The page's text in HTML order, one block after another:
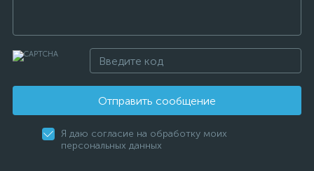
Отправить сообщение
Я даю согласие на обработку моих
персональных данных